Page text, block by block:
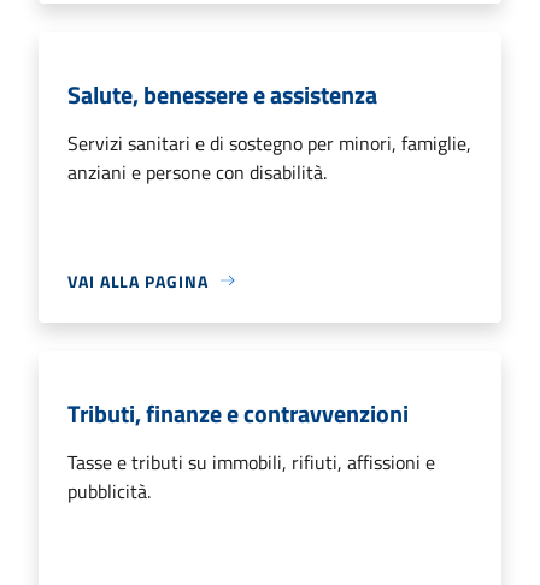
Salute, benessere e assistenza
Servizi sanitari e di sostegno per minori, famiglie,
anziani e persone con disabilità.
VAI ALLA PAGINA
Tributi, finanze e contravvenzioni
Tasse e tributi su immobili, rifiuti, affissioni e
pubblicità.